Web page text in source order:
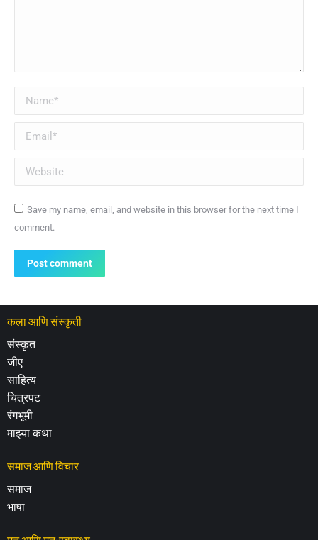
Name *
Email *
Website
Save my name, email, and website in this browser for the next time I
comment.
Post comment
कला आणि संस्कृती
संस्कृत
जीए
साहित्य
चित्रपट
रंगभूमी
माझ्या कथा
समाज आणि विचार
समाज
भाषा